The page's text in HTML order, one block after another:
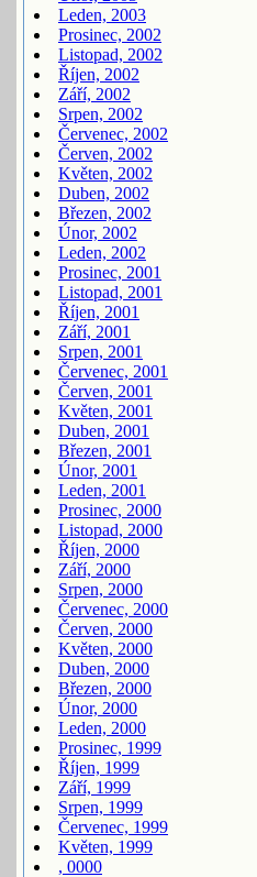
Leden, 2003
Prosinec, 2002
Listopad, 2002
Říjen, 2002
Září, 2002
Srpen, 2002
Červenec, 2002
Červen, 2002
Květen, 2002
Duben, 2002
Březen, 2002
Únor, 2002
Leden, 2002
Prosinec, 2001
Listopad, 2001
Říjen, 2001
Září, 2001
Srpen, 2001
Červenec, 2001
Červen, 2001
Květen, 2001
Duben, 2001
Březen, 2001
Únor, 2001
Leden, 2001
Prosinec, 2000
Listopad, 2000
Říjen, 2000
Září, 2000
Srpen, 2000
Červenec, 2000
Červen, 2000
Květen, 2000
Duben, 2000
Březen, 2000
Únor, 2000
Leden, 2000
Prosinec, 1999
Říjen, 1999
Září, 1999
Srpen, 1999
Červenec, 1999
Květen, 1999
, 0000